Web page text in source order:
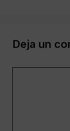
Deja un